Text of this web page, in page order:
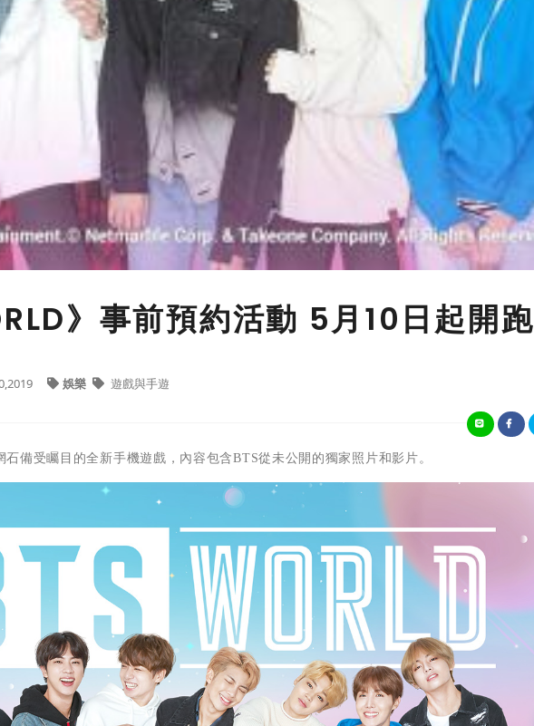
》事前預約活動 5月10日起開跑
娛樂 遊戲與手遊
石備受矚目的全新手機遊戲，內容包含BTS從未公開的獨家照片和影片。